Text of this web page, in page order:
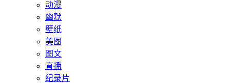
动漫
幽默
壁纸
美图
图文
直播
纪录片